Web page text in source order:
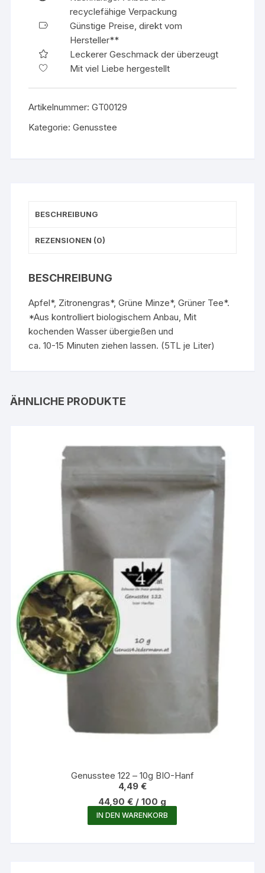
recyclefähige Verpackung
Günstige Preise, direkt vom
Hersteller**
Leckerer Geschmack der überzeugt
Mit viel Liebe hergestellt
Artikelnummer:GT00129
Kategorie:Genusstee
BESCHREIBUNG
REZENSIONEN (0)
BESCHREIBUNG
Apfel*, Zitronengras*, Grüne Minze*, Grüner Tee*.
*Aus kontrolliert biologischem Anbau, Mit
kochenden Wasser übergießen und
ca. 10-15 Minuten ziehen lassen. (5TL je Liter)
ÄHNLICHE PRODUKTE
Genusstee 122 – 10g BIO-Hanf
4,49 €
44,90€ /100 g
IN DEN WARENKORB